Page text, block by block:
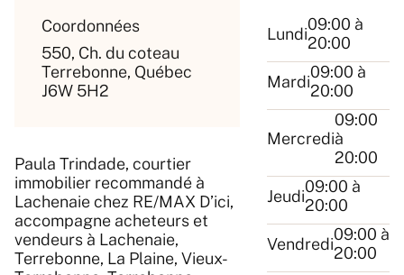
Coordonnées
550, Ch. du coteau
Terrebonne, Québec
J6W 5H2
Paula Trindade, courtier
immobilier recommandé à
Lachenaie chez RE/MAX D’ici,
accompagne acheteurs et
vendeurs à Lachenaie,
Terrebonne, La Plaine, Vieux-
Lundi09:00 à
20:00
Mardi09:00 à
20:00
Mercredi
09:00
à
20:00
Jeudi09:00 à
20:00
Vendredi09:00 à
20:00